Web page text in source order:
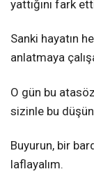
yattığını fark
Sanki hayatın
anlatmaya
O gün bu
sizinle bu
Buyurun, bir
laflayalım.